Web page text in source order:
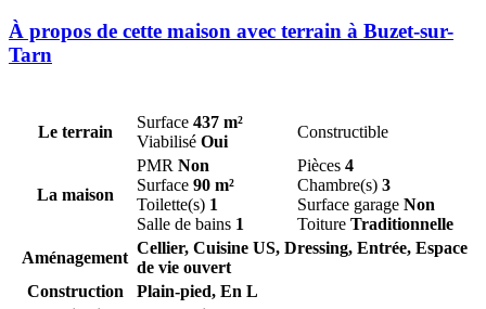
À propos de cette maison avec terrain à Buzet-sur-
Tarn
Le terrain
Surface 437 m²
Viabilisé Oui
Constructible
La maison
PMR Non
Surface 90 m²
Toilette(s) 1
Salle de bains 1
Pièces 4
Chambre(s) 3
Surface garage Non
Toiture Traditionnelle
Aménagement
Cellier, Cuisine US, Dressing, Entrée, Espace
de vie ouvert
Construction
Plain-pied, En L